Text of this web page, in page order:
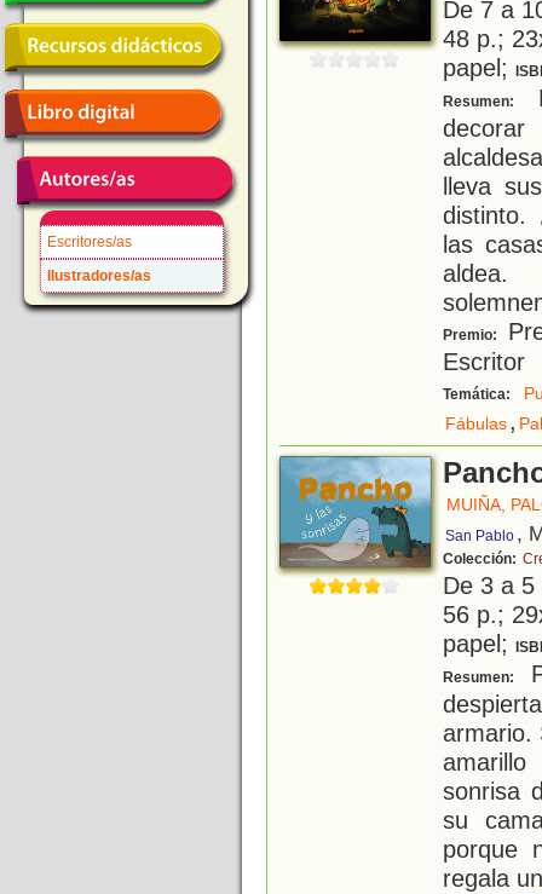
Escritores/as
Ilustradores/as
De 7 a
48 p.;
papel;
Resumen:
lleva
distinto.
las
Premio:
Escritor
Temática:
Fábulas,
MUIÑA,
San Pablo ,
Colección:
De 3 a
56 p.;
papel;
Resumen:
armario.
sonrisa
su
porque
regala